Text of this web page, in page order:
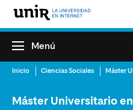
Menú
Inicio Ciencias Sociales
Máster Universitario en